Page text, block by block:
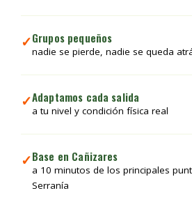
✓Grupos pequeños
nadie se pierde, nadie se queda
✓Adaptamos cada salida
a tu nivel y condición física real
✓Base en Cañizares
a 10 minutos de los principales
Serranía